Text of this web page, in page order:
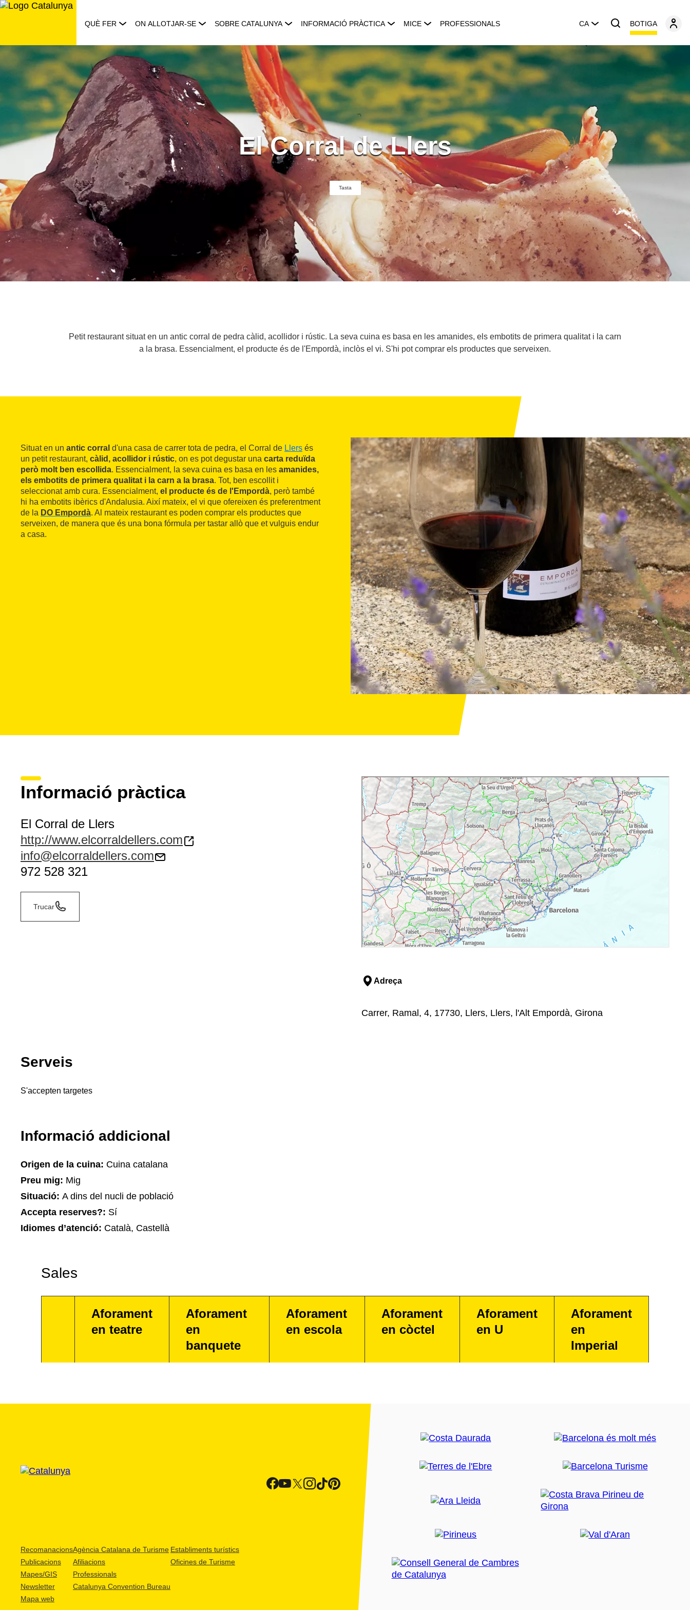
Saltar
QUÈ FER ON ALLOTJAR-SE SOBRE CATALUNYA INFORMACIÓ PRÀCTICA MICE PROFESSIONALS CA BOTIGA
El Corral de Llers
Tasta
Petit restaurant situat en un antic corral de pedra càlid, acollidor i rústic. La seva cuina es basa en les amanides, els embotits de primera qualitat i la carn
a la brasa. Essencialment, el producte és de l'Empordà, inclòs el vi. S'hi pot comprar els productes que serveixen.
Situat en un antic corral d'una casa de carrer tota de pedra, el Corral de Llers és
un petit restaurant, càlid, acollidor i rústic, on es pot degustar una carta reduïda
però molt ben escollida. Essencialment, la seva cuina es basa en les amanides,
els embotits de primera qualitat i la carn a la brasa. Tot, ben escollit i
seleccionat amb cura. Essencialment, el producte és de l'Empordà, però també
hi ha embotits ibèrics d'Andalusia. Així mateix, el vi que ofereixen és preferentment
de la DO Empordà. Al mateix restaurant es poden comprar els productes que
serveixen, de manera que és una bona fórmula per tastar allò que et vulguis endur
a casa.
Informació pràctica
El Corral de Llers
http://www.elcorraldellers.com
info@elcorraldellers.com
972 528 321
Trucar
Adreça
Carrer, Ramal, 4, 17730, Llers, Llers, l'Alt Empordà, Girona
Serveis
S'accepten targetes
Informació addicional
Origen de la cuina: Cuina catalana
Preu mig: Mig
Situació: A dins del nucli de població
Accepta reserves?: Sí
Idiomes d’atenció: Català, Castellà
Sales
Aforament
en teatre
Aforament
en
banquete
Aforament
en escola
Aforament
en còctel
Aforament
en U
Aforament
en
Imperial
Recomanacions
Publicacions
Mapes/GIS
Newsletter
Mapa web
Agència Catalana de Turisme
Afiliacions
Professionals
Catalunya Convention Bureau
Establiments turístics
Oficines de Turisme